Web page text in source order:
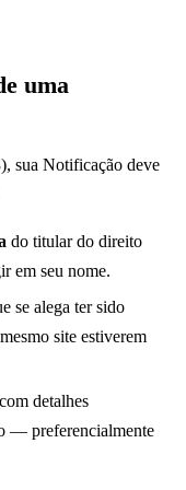
uma
sua Notificação deve
do titular do direito
em seu nome.
se alega ter sido
site estiverem
com detalhes
— preferencialmente